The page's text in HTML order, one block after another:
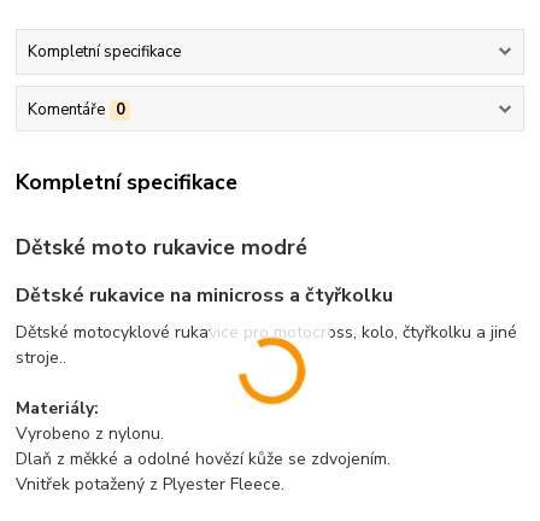
Kompletní specifikace
Komentáře 0
Kompletní specifikace
Dětské moto rukavice modré
Dětské rukavice na minicross a čtyřkolku
Dětské motocyklové rukavice pro motocross, kolo, čtyřkolku a jiné
stroje..
Materiály:
Vyrobeno z nylonu.
Dlaň z měkké a odolné hovězí kůže se zdvojením.
Vnitřek potažený z Plyester Fleece.